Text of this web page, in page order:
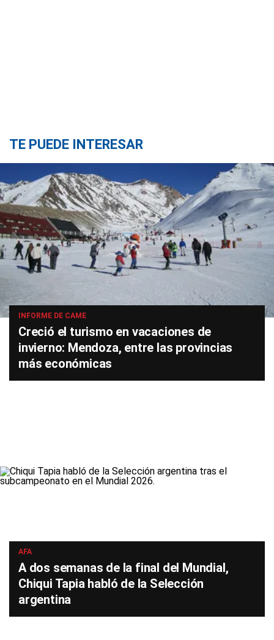
TE PUEDE INTERESAR
INFORME DE CAME
Creció el turismo en vacaciones de
invierno: Mendoza, entre las provincias
más económicas
AFA
A dos semanas de la final del Mundial,
Chiqui Tapia habló de la Selección
argentina